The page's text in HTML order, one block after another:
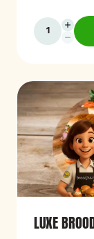
LUXE